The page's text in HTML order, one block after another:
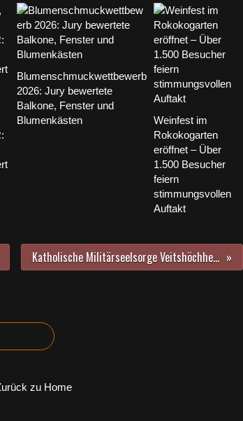
Blumenschmuckwettbewerb
2026: Jury bewertete
Balkone, Fenster und
Blumenkästen
Weinfest im
Rokokogarten
eröffnet – Über
1.500 Besucher
feiern
stimmungsvollen
Auftakt
Katholische Militärseelsorge Veitshöchheim lädt ein zur Live-Übertragung des Pontifikalamtes auf YouTube aus dem Würzburger Dom am Weltfriedenstag
zu Home